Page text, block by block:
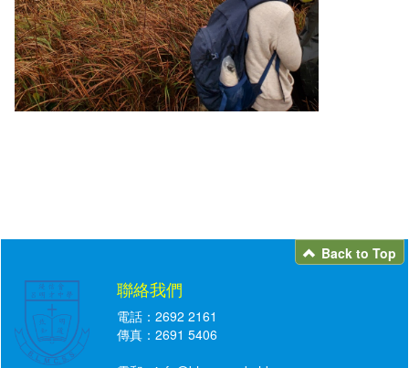
Back to Top
聯絡我們
電話：2692 2161
傳真：2691 5406